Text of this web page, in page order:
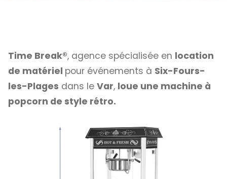
Time Break®, agence spécialisée en location
de matériel pour événements à Six-Fours-
les-Plages dans le Var, loue une machine à
popcorn de style rétro.